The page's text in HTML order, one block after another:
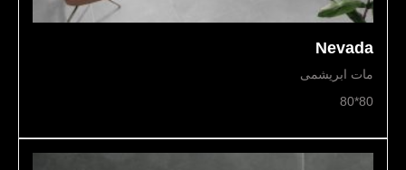
Nevada
مات ابریشمی
80*80